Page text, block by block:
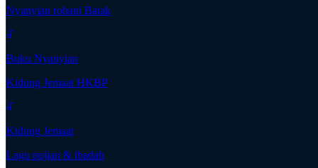
Nyanyian rohani Batak
Buku Nyanyian
Kidung Jemaat HKBP
Kidung Jemaat
Lagu pujian & ibadah